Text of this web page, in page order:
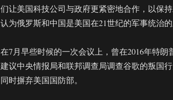
们让美国科技公司与政府更紧密地合作，以保
认为俄罗斯和中国是美国在21世纪的军事统治的
在7月早些时候的一次会议上，曾在2016年特朗
建议中央情报局和联邦调查局调查谷歌的叛国
同时摒弃美国国防部。